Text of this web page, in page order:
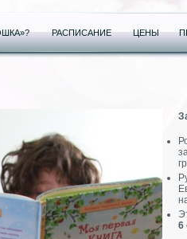
РАСПИСАНИЕ ЦЕНЫ
6